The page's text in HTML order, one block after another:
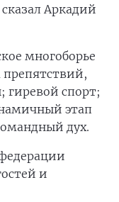
Аркадий
многоборье
гиревой спорт;
этап
дух.
и